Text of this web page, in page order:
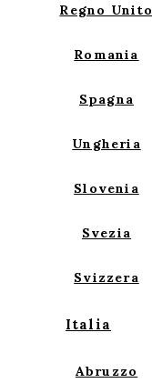
Regno Unito
Romania
Spagna
Ungheria
Slovenia
Svezia
Svizzera
Italia
Abruzzo